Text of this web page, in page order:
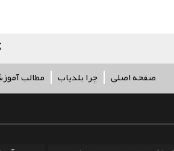
صفحه اصلی چرا بلدیاب مطالب